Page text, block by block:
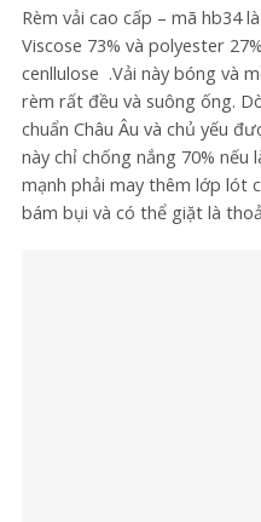
Rèm vải cao cấp – mã hb34
Viscose 73% và polyester
cenllulose .Vải này bóng và
rèm rất đều và suông ống.
chuẩn Châu Âu và chủ yếu
này chỉ chống nắng 70% nếu
mạnh phải may thêm lớp lót
bám bụi và có thể giặt là